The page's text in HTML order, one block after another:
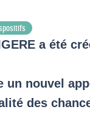
a été
un nouvel
des